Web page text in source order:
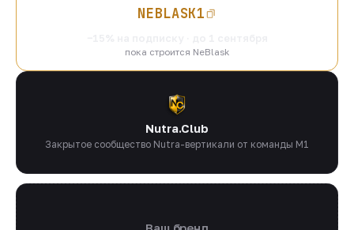
NEBLASK1
пока строится NeBlask
Nutra.Club
Закрытое сообщество Nutra-вертикали от команды M1